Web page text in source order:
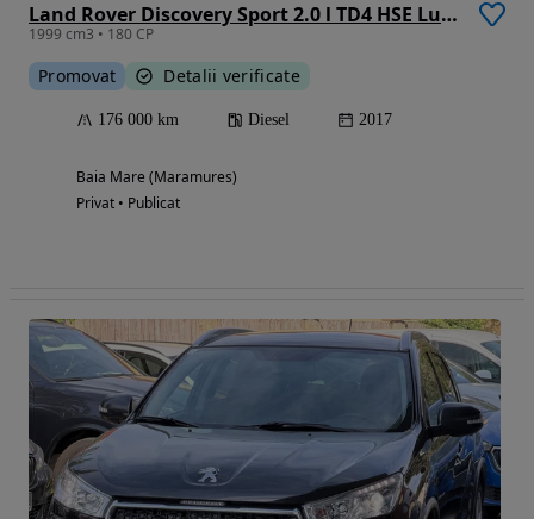
Land Rover Discovery Sport 2.0 l TD4 HSE Luxury Aut.
1999 cm3 • 180 CP
Promovat Detalii verificate
176 000 km Diesel 2017
Baia Mare (Maramures)
Privat • Publicat